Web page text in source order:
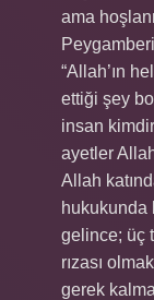
ama
“Allah’ın
ettiği şey
insan
ayetler
Allah
hukukunda
gelince; üç
rızası
gerek